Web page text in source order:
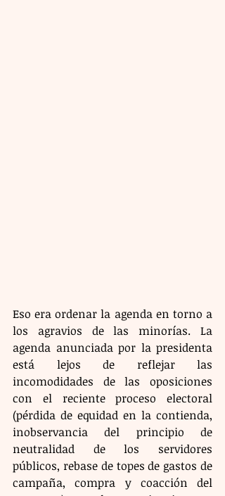
Eso era ordenar la agenda en torno a
los agravios de las minorías. La
agenda anunciada por la presidenta
está lejos de reflejar las
incomodidades de las oposiciones
con el reciente proceso electoral
(pérdida de equidad en la contienda,
inobservancia del principio de
neutralidad de los servidores
públicos, rebase de topes de gastos de
campaña, compra y coacción del